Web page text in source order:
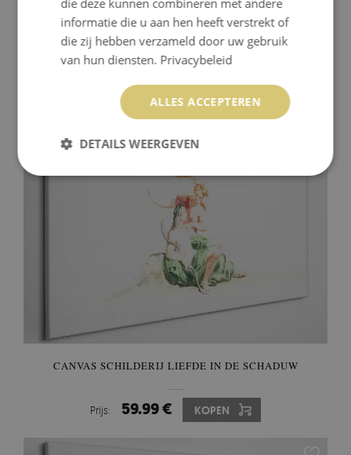
FOTO OP CANVAS MYTHOLOGISCHE SCÈNE MET
59.99 € KOPEN
CANVAS SCHILDERIJ LIEFDE IN DE SCHADUW
Prijs: 59.99 € KOPEN
die deze kunnen combineren met andere
informatie die u aan hen heeft verstrekt of
die zij hebben verzameld door uw gebruik
van hun diensten. Privacybeleid
ALLES ACCEPTEREN
DETAILS WEERGEVEN